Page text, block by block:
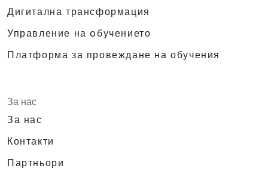
Дигитална трансформация
Управление на oбучението
Платформа за провеждане на обучения
За нас
За нас
Контакти
Партньори